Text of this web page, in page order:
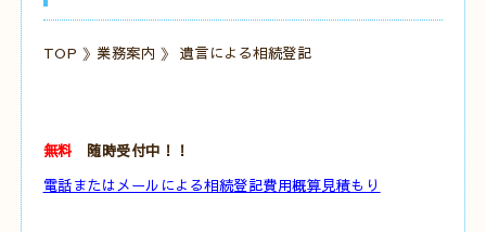
TOP 》 業務案内 》 遺言による相続登記
無料
随時受付中！！
電話またはメールによる相続登記費用概算見積もり